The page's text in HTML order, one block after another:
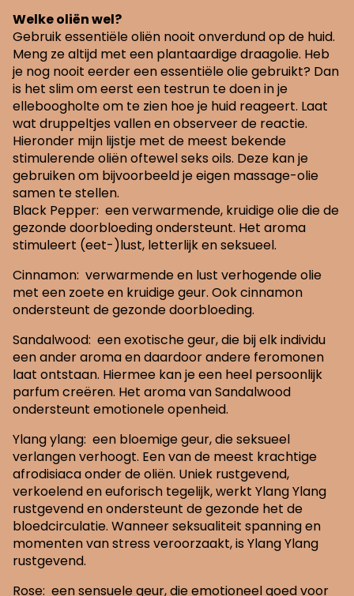
Welke oliën wel?
Gebruik essentiële oliën nooit onverdund op de huid.
Meng ze altijd met een plantaardige draagolie. Heb
je nog nooit eerder een essentiële olie gebruikt? Dan
is het slim om eerst een testrun te doen in je
elleboogholte om te zien hoe je huid reageert. Laat
wat druppeltjes vallen en observeer de reactie.
Hieronder mijn lijstje met de meest bekende
stimulerende oliën oftewel seks oils. Deze kan je
gebruiken om bijvoorbeeld je eigen massage-olie
samen te stellen.
Black Pepper: een verwarmende, kruidige olie die de
gezonde doorbloeding ondersteunt. Het aroma
stimuleert (eet-)lust, letterlijk en seksueel.
Cinnamon: verwarmende en lust verhogende olie
met een zoete en kruidige geur. Ook cinnamon
ondersteunt de gezonde doorbloeding.
Sandalwood: een exotische geur, die bij elk individu
een ander aroma en daardoor andere feromonen
laat ontstaan. Hiermee kan je een heel persoonlijk
parfum creëren. Het aroma van Sandalwood
ondersteunt emotionele openheid.
Ylang ylang: een bloemige geur, die seksueel
verlangen verhoogt. Een van de meest krachtige
afrodisiaca onder de oliën. Uniek rustgevend,
verkoelend en euforisch tegelijk, werkt Ylang Ylang
rustgevend en ondersteunt de gezonde het de
bloedcirculatie. Wanneer seksualiteit spanning en
momenten van stress veroorzaakt, is Ylang Ylang
rustgevend.
Rose: een sensuele geur, die emotioneel goed voor